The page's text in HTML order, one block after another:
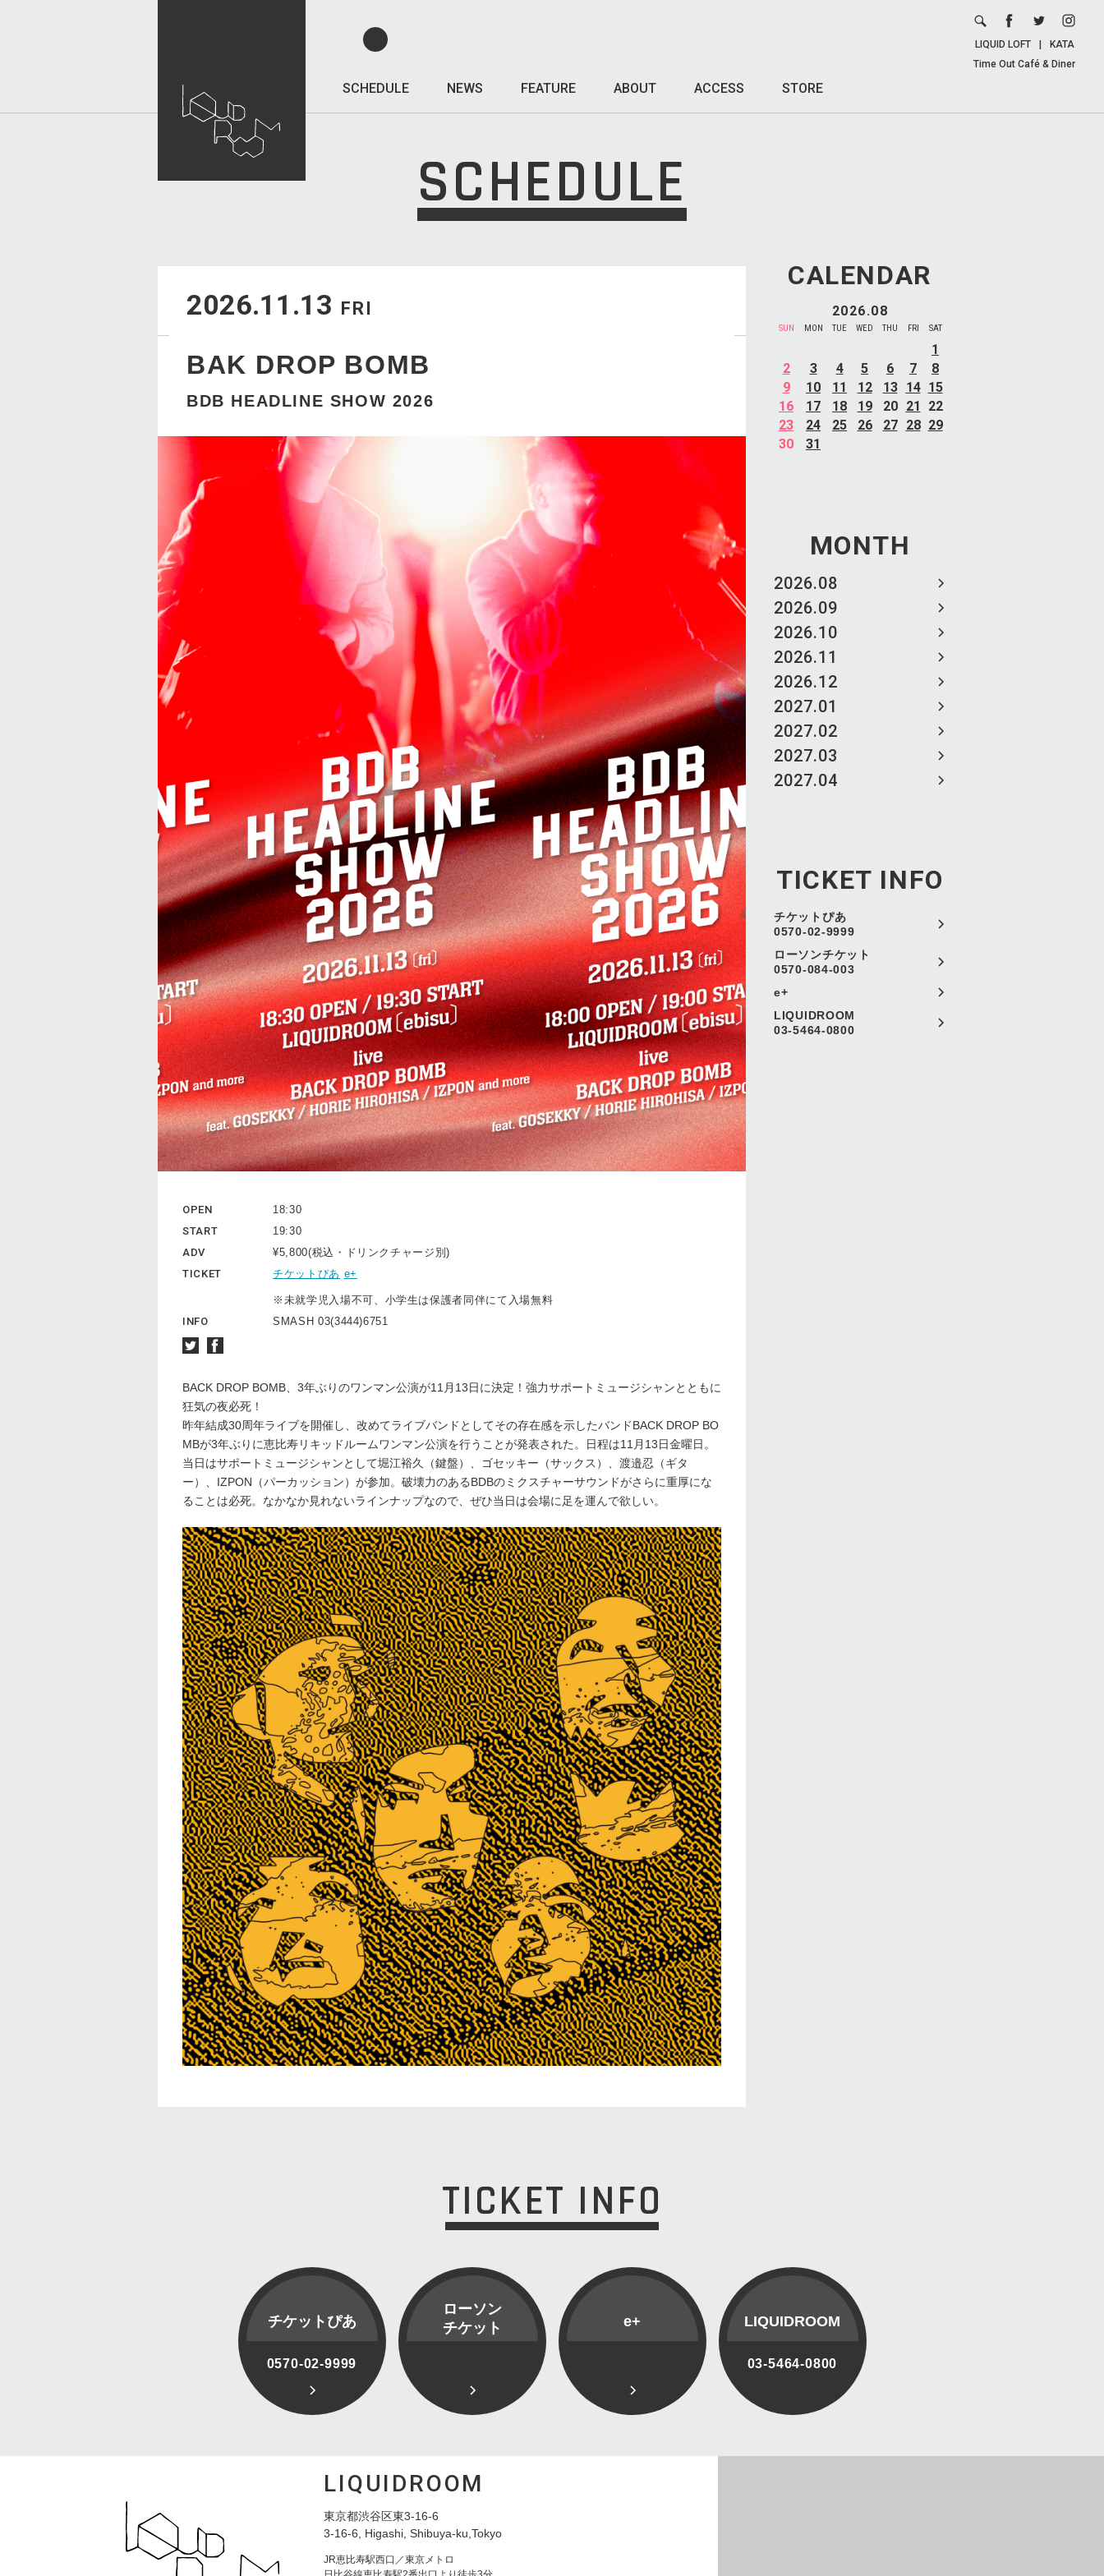
SCHEDULE NEWS FEATURE ABOUT ACCESS STORE
LIQUID LOFT
KATA
Time Out Café & Diner
SCHEDULE
CALENDAR
2026.08
SUN MON TUE WED THU FRI SAT
1
2
3 4 5 6 7
8
9
10 11 12 13 14 15
16
17 18 19 20 21
22
23
24 25 26 27 28 29
30
31
MONTH
2026.08
2026.09
2026.10
2026.11
2026.12
2027.01
2027.02
2027.03
2027.04
TICKET INFO
チケットぴあ
0570-02-9999
ローソンチケット
0570-084-003
e+
LIQUIDROOM
03-5464-0800
2026.11.13 FRI
BAK DROP BOMB
BDB HEADLINE SHOW 2026
OPEN
18:30
START
19:30
ADV
¥5,800(税込・ドリンクチャージ別)
TICKET
チケットぴあ e+
※未就学児入場不可、小学生は保護者同伴にて入場無料
INFO
SMASH 03(3444)6751
BACK DROP BOMB、3年ぶりのワンマン公演が11月13日に決定！強力サポートミュージシャンとともに
狂気の夜必死！
昨年結成30周年ライブを開催し、改めてライブバンドとしてその存在感を示したバンドBACK DROP BO
MBが3年ぶりに恵比寿リキッドルームワンマン公演を行うことが発表された。日程は11月13日金曜日。
当日はサポートミュージシャンとして堀江裕久（鍵盤）、ゴセッキー（サックス）、渡邉忍（ギタ
ー）、IZPON（パーカッション）が参加。破壊力のあるBDBのミクスチャーサウンドがさらに重厚にな
ることは必死。なかなか見れないラインナップなので、ぜひ当日は会場に足を運んで欲しい。
TICKET INFO
チケットぴあ
0570-02-9999
ローソン
チケット
e+ LIQUIDROOM
03-5464-0800
LIQUIDROOM
東京都渋谷区東3-16-6
3-16-6, Higashi, Shibuya-ku,Tokyo
JR恵比寿駅西口／東京メトロ